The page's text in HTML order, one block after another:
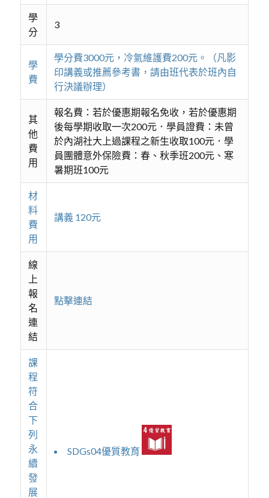
學
分
3
學
費
學分費3000元，冷氣維護費200元。（凡影
印講義或推薦參考書，請由班代表於班內自
行決議辦理）
其
他
費
用
報名費：若於優惠期報名免收，若於優惠期
後每學期收取一次200元．學員證費：未曾
於內湖社大上過課程之新生收取100元．學
員團體意外保險費：春、秋季班200元、寒
暑期班100元
材
料
費
用
講義 120元
線
上
報
名
連
結
點擊連結
課
程
符
合
下
列
永
續
發
展
SDGs04優質教育